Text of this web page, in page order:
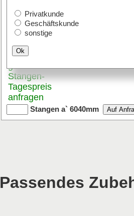
Privatkunde
Geschäftskunde
sonstige
Ok
Der Zuschnitt ist von 20mm bis max.
Versand mit Paketdienst ist bis
Stangenware
günstigen
Stangen-
Tagespreis
anfragen
Stangen a` 6040mm
Passendes